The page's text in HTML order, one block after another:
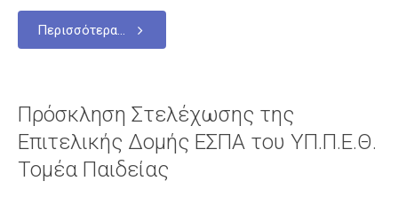
Άδειες
Μαθητές
Διαγωνισμοί
Επικοινωνία
Περισσότερα...
Πρόσκληση Στελέχωσης της
Επιτελικής Δομής ΕΣΠΑ του ΥΠ.Π.Ε.Θ.
Τομέα Παιδείας